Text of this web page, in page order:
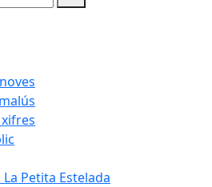
Petita Estelada